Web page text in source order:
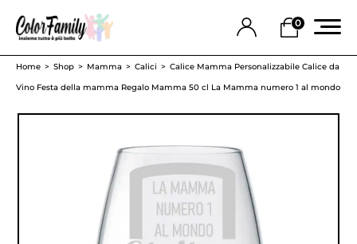
0
Home Shop Mamma Calici
Calice Mamma Personalizzabile Calice da
Vino Festa della mamma Regalo Mamma 50 cl La Mamma numero 1 al mondo